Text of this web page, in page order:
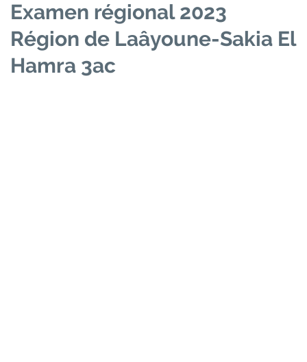
Examen régional 2023
Région de Laâyoune-Sakia El
Hamra 3ac